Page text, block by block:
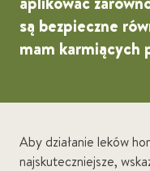
są bezpieczne
mam karmiących
Aby działanie leków
najskuteczniejsze,